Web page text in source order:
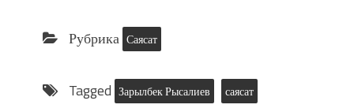
Рубрика Саясат
Tagged Зарылбек Рысалиев саясат